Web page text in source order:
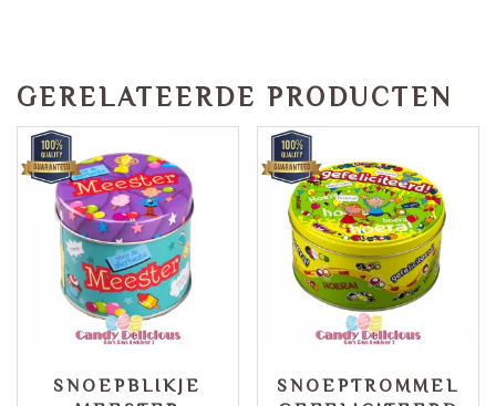
GERELATEERDE PRODUCTEN
SNOEPBLIKJE
SNOEPTROMMEL